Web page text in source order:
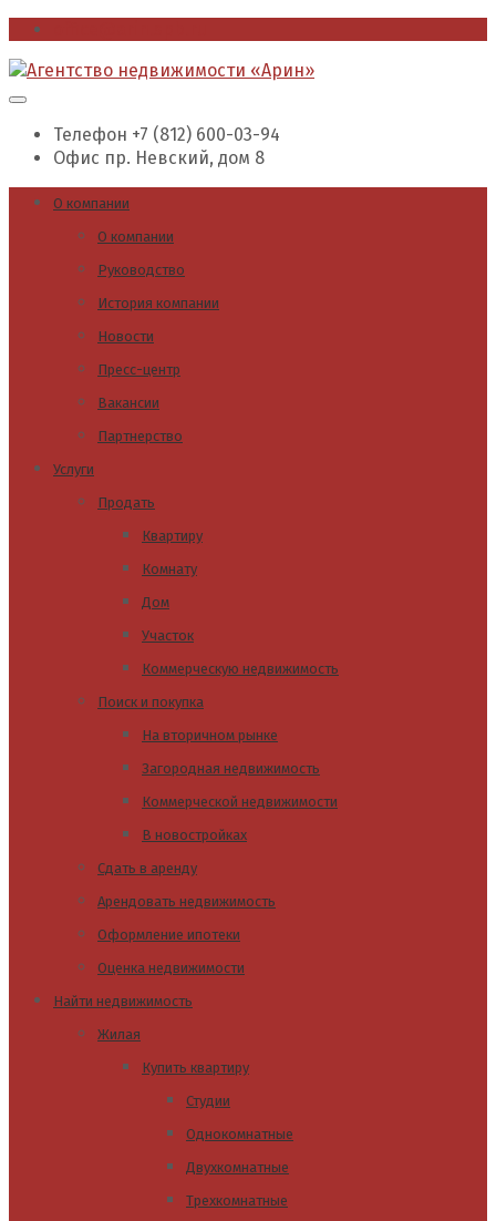
Телефон +7 (812) 600-03-94
Офис пр. Невский, дом 8
О компании
О компании
Руководство
История компании
Новости
Пресс-центр
Вакансии
Партнерство
Услуги
Продать
Квартиру
Комнату
Дом
Участок
Коммерческую недвижимость
Поиск и покупка
На вторичном рынке
Загородная недвижимость
Коммерческой недвижимости
В новостройках
Сдать в аренду
Арендовать недвижимость
Оформление ипотеки
Оценка недвижимости
Найти недвижимость
Жилая
Купить квартиру
Студии
Однокомнатные
Двухкомнатные
Трехкомнатные